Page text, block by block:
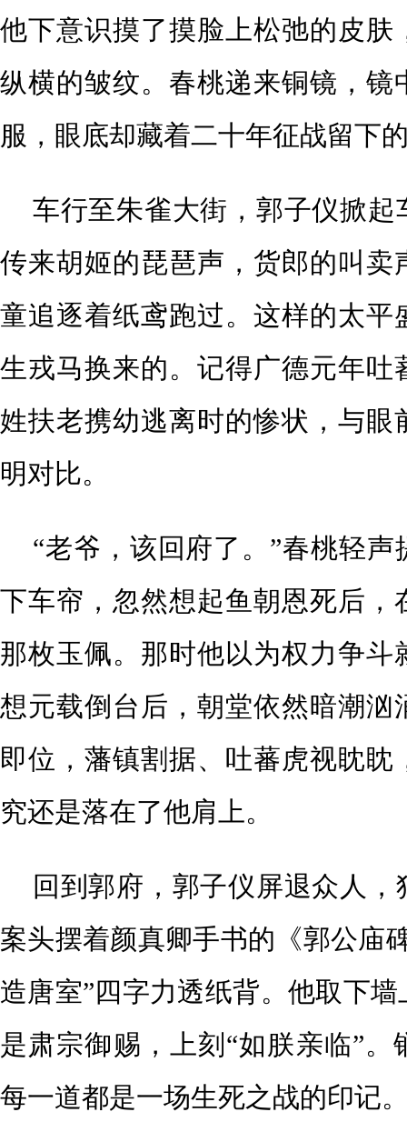
他下意识摸了摸脸上松弛的皮肤
纵横的皱纹。春桃递来铜镜，镜
服，眼底却藏着二十年征战留下
车行至朱雀大街，郭子仪掀起
传来胡姬的琵琶声，货郎的叫卖
童追逐着纸鸢跑过。这样的太平
生戎马换来的。记得广德元年吐
姓扶老携幼逃离时的惨状，与眼
明对比。
“老爷，该回府了。”春桃轻声
下车帘，忽然想起鱼朝恩死后，
那枚玉佩。那时他以为权力争斗
想元载倒台后，朝堂依然暗潮汹
即位，藩镇割据、吐蕃虎视眈眈
究还是落在了他肩上。
回到郭府，郭子仪屏退众人，
案头摆着颜真卿手书的《郭公庙
造唐室”四字力透纸背。他取下
是肃宗御赐，上刻“如朕亲临”。
每一道都是一场生死之战的印记